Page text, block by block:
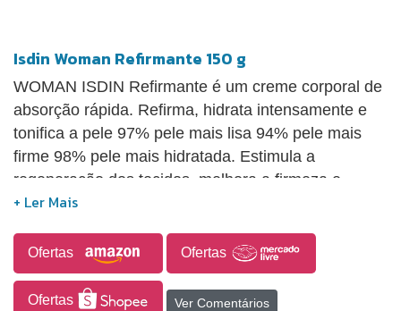
Isdin Woman Refirmante 150 g
WOMAN ISDIN Refirmante é um creme corporal de
absorção rápida. Refirma, hidrata intensamente e
tonifica a pele 97% pele mais lisa 94% pele mais
firme 98% pele mais hidratada. Estimula a
regeneração dos tecidos, melhora a firmeza e
aparência. Com ingredientes naturais. Ajuda
Ofertas Ofertas
Ofertas Ver Comentários